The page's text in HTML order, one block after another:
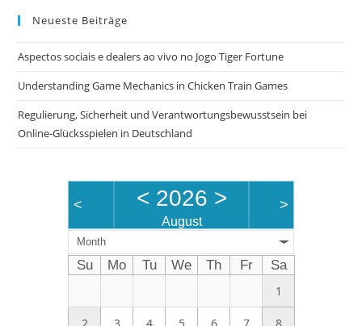
Neueste Beiträge
Aspectos sociais e dealers ao vivo no Jogo Tiger Fortune
Understanding Game Mechanics in Chicken Train Games
Regulierung, Sicherheit und Verantwortungsbewusstsein bei
Online-Glücksspielen in Deutschland
< < 2026 >
August
>
Month
Su Mo Tu We Th Fr
Sa
1